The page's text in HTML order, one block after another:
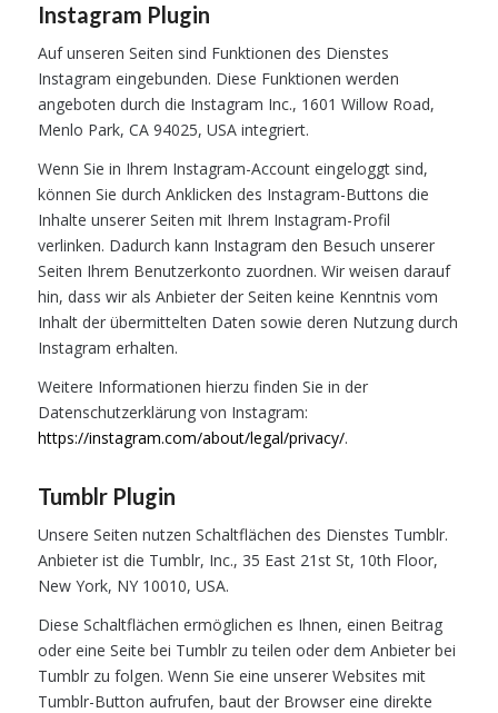
Instagram Plugin
Auf unseren Seiten sind Funktionen des Dienstes
Instagram eingebunden. Diese Funktionen werden
angeboten durch die Instagram Inc., 1601 Willow Road,
Menlo Park, CA 94025, USA integriert.
Wenn Sie in Ihrem Instagram-Account eingeloggt sind,
können Sie durch Anklicken des Instagram-Buttons die
Inhalte unserer Seiten mit Ihrem Instagram-Profil
verlinken. Dadurch kann Instagram den Besuch unserer
Seiten Ihrem Benutzerkonto zuordnen. Wir weisen darauf
hin, dass wir als Anbieter der Seiten keine Kenntnis vom
Inhalt der übermittelten Daten sowie deren Nutzung durch
Instagram erhalten.
Weitere Informationen hierzu finden Sie in der
Datenschutzerklärung von Instagram:
https://instagram.com/about/legal/privacy/.
Tumblr Plugin
Unsere Seiten nutzen Schaltflächen des Dienstes Tumblr.
Anbieter ist die Tumblr, Inc., 35 East 21st St, 10th Floor,
New York, NY 10010, USA.
Diese Schaltflächen ermöglichen es Ihnen, einen Beitrag
oder eine Seite bei Tumblr zu teilen oder dem Anbieter bei
Tumblr zu folgen. Wenn Sie eine unserer Websites mit
Tumblr-Button aufrufen, baut der Browser eine direkte